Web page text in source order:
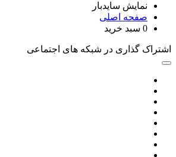
نمایش سایدبار
صفحه اصلی
0 سبد خرید
اشتراک گذاری در شبکه های اجتماعی